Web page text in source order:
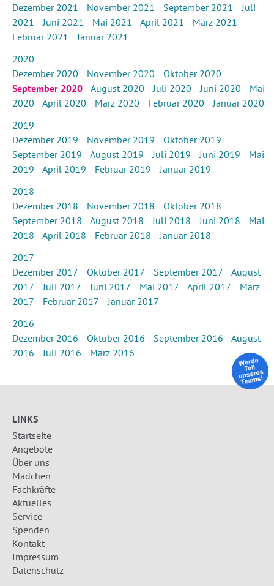
Dezember 2021
November 2021 September 2021
Juli
2021
Juni 2021 Mai 2021 April 2021
März 2021
Februar 2021
Januar 2021
2020
Dezember 2020
November 2020
Oktober 2020
September 2020
August 2020 Juli 2020 Juni 2020
Mai
2020
April 2020 März 2020 Februar 2020
Januar 2020
2019
Dezember 2019
November 2019
Oktober 2019
September 2019
August 2019 Juli 2019 Juni 2019
Mai
2019
April 2019 Februar 2019
Januar 2019
2018
Dezember 2018
November 2018
Oktober 2018
September 2018
August 2018 Juli 2018 Juni 2018
Mai
2018
April 2018 Februar 2018
Januar 2018
2017
Dezember 2017
Oktober 2017 September 2017
August
2017
Juli 2017 Juni 2017 Mai 2017 April 2017
März
2017
Februar 2017
Januar 2017
2016
Dezember 2016
Oktober 2016 September 2016
August
2016
Juli 2016 März 2016
LINKS
Startseite
Angebote
Über uns
Mädchen
Fachkräfte
Aktuelles
Service
Spenden
Kontakt
Impressum
Datenschutz